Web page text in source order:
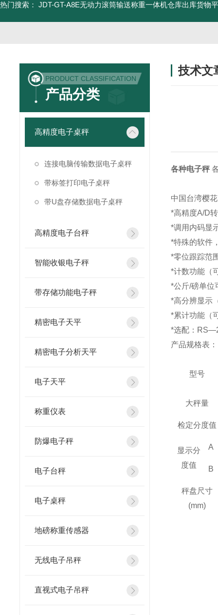
热门搜索： JDT-GT-A8E无动力滚筒输送称重一体机仓库出库货物
PRODUCT CLASSIFICATION
产品分类
高精度电子桌秤
连接电脑传输数据电子桌秤
带标签打印电子桌秤
带U盘存储数据电子桌秤
高精度电子台秤
智能收银电子秤
带存储功能电子秤
精密电子天平
精密电子分析天平
电子天平
称重仪表
防爆电子秤
电子台秤
电子桌秤
地磅称重传感器
无线电子吊秤
直视式电子吊秤
技术文
各种电子秤
中国台湾樱
*高精度A/D
*调用内码显
*特殊的软件
*零位跟踪范
*计数功能（
*公斤/磅单位
*高分辨显示
*累计功能（
*选配：
产品规格表：
型号
大秤量
检定分度值
显示分
度值
A
B
秤盘尺寸
(mm)